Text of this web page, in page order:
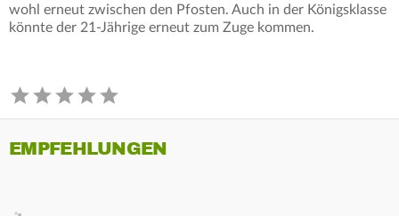
wohl erneut zwischen den Pfosten. Auch in der Königsklasse
könnte der 21-Jährige erneut zum Zuge kommen.
EMPFEHLUNGEN